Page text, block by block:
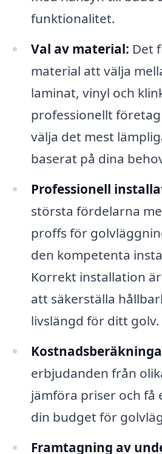
funktionalitet.
Val av material: Det
material att välja
laminat, vinyl och
professionellt
välja det mest
baserat på dina
Professionell
största fördelarna
proffs för
den kompetenta
Korrekt installation
att säkerställa
livslängd för ditt golv.
erbjudanden från
jämföra priser och få
din budget för
Framtagning av